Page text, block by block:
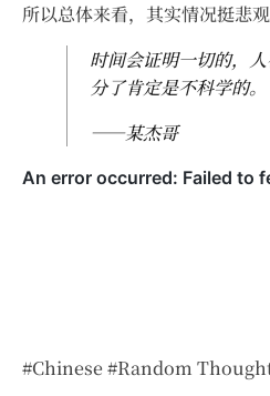
所以总体来看，其实情况挺悲
时间会证明一切的，
分了肯定是不科学的。
——某杰哥
#Chinese#Random